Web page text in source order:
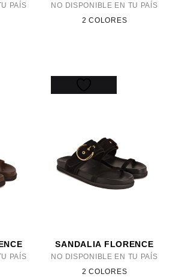
PAÍS
NO DISPONIBLE EN TU PAÍS
2 COLORES
PAÍS
SANDALIA FLORENCE
NO DISPONIBLE EN TU PAÍS
2 COLORES